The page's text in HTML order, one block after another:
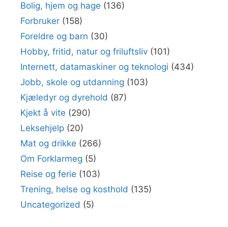
Bolig, hjem og hage (136)
Forbruker (158)
Foreldre og barn (30)
Hobby, fritid, natur og friluftsliv (101)
Internett, datamaskiner og teknologi (434)
Jobb, skole og utdanning (103)
Kjæledyr og dyrehold (87)
Kjekt å vite (290)
Leksehjelp (20)
Mat og drikke (266)
Om Forklarmeg (5)
Reise og ferie (103)
Trening, helse og kosthold (135)
Uncategorized (5)